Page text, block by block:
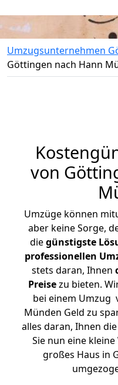
Umzugsunternehmen
Göttingen nach Hann
von
Umzüge können
aber keine Sorge,
diegünstigste
professionellen
stets daran, Ihnen
Preisezu bieten.
bei einem Umzug
Münden Geld zu
alles daran, Ihnen
Sie nun eine
großes Haus in